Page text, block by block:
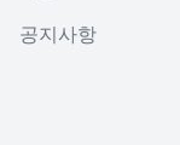
공지사항